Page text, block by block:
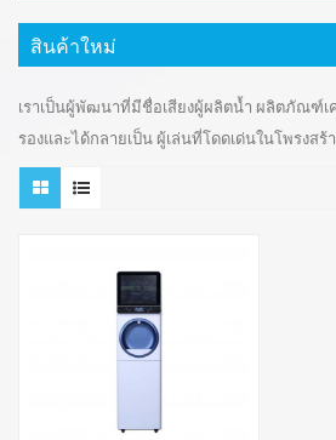
สินค้าใหม่
เราเป็นผู้พัฒนาที่มีชื่อเสียงผู้ผลิตน้ำ ผลิตภัณฑ์เ
รองและได้กลายเป็น ผู้เล่นที่โดดเด่นในโพรงสร้